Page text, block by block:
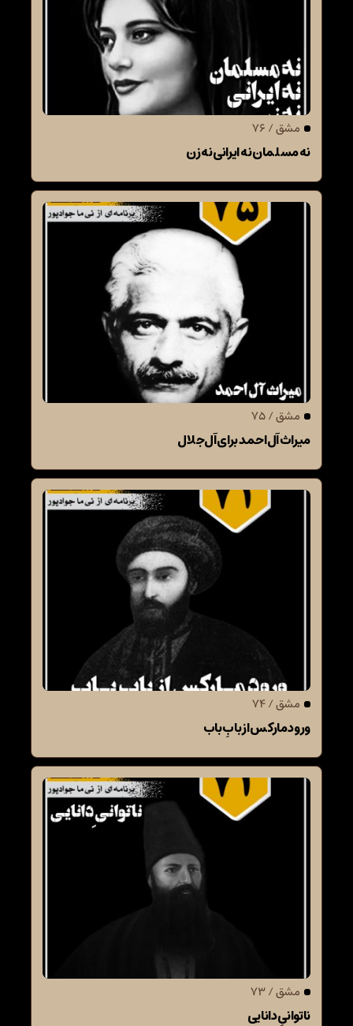
مشق / 76
نه مسلمان نه ایرانی نه زن
مشق / 75
میراث آل‌احمد برای آل‌جلال
مشق / 74
ورود مارکس از بابِ باب
مشق / 73
ناتوانیِ دانایی